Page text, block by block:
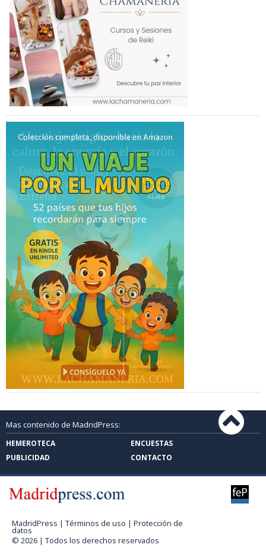
Mas contenido de MadridPress:
HEMEROTECA
ENCUESTAS
PUBLICIDAD
CONTACTO
MadridPress | Términos de uso | Protección de
datos
© 2026 | Todos los derechos reservados